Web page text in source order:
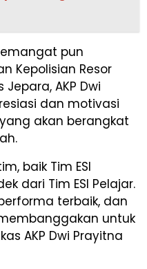
pun
Kepolisian Resor
AKP Dwi
dan motivasi
akan berangkat
baik Tim ESI
dari Tim ESI Pelajar.
terbaik, dan
untuk
AKP Dwi Prayitna